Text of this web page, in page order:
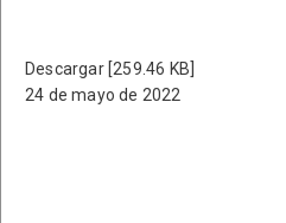
Descargar [259.46 KB]
24 de mayo de 2022